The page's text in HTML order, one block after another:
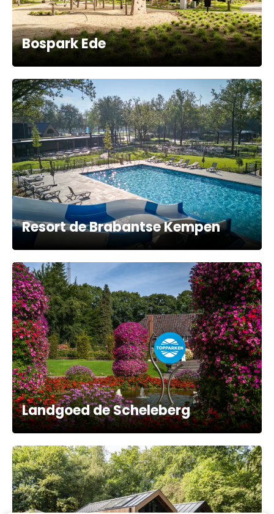
Bospark Ede
Resort de Brabantse Kempen
Landgoed de Scheleberg